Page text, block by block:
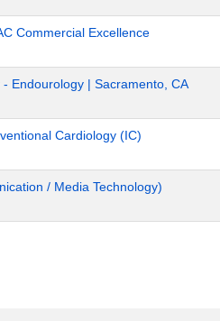
Commercial Excellence
Endourology | Sacramento, CA
Cardiology (IC)
/ Media Technology)